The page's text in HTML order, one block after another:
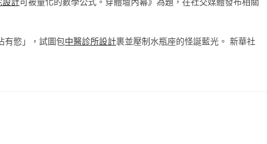
有慾」，試圖包中醫診所設計裹並壓制水瓶座的怪誕藍光。 新華社